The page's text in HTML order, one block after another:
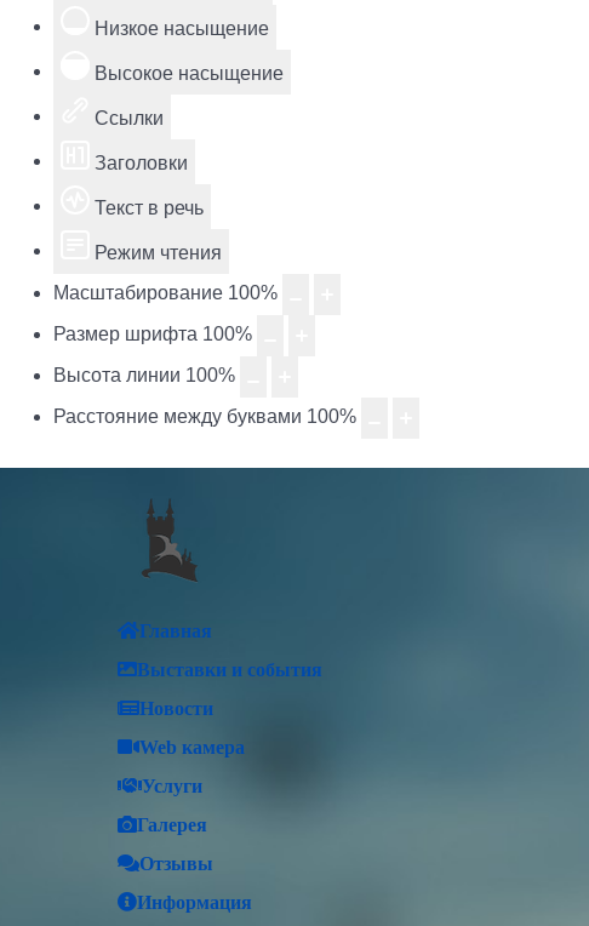
Низкое насыщение
Высокое насыщение
Ссылки
Заголовки
Текст в речь
Режим чтения
Масштабирование 100%
Размер шрифта 100%
Высота линии 100%
Расстояние между буквами 100%
Главная
Выставки и события
Новости
Web камера
Услуги
Галерея
Отзывы
Информация